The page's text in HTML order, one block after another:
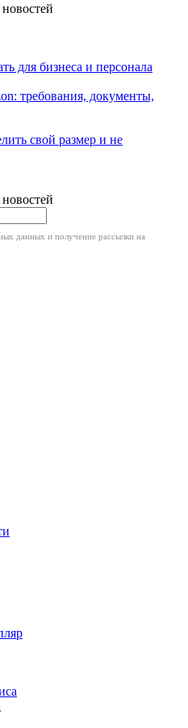
для бизнеса и персонала
требования, документы,
свой размер и не
данных и получение рассылки на